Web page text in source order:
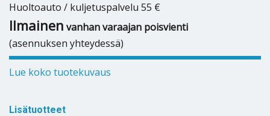
Huoltoauto / kuljetuspalvelu 55 €
Ilmainen vanhan varaajan poisvienti
(asennuksen yhteydessä)
Lue koko tuotekuvaus
Lisätuotteet